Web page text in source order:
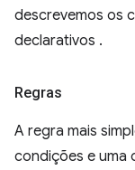
descrevemos os
declarativos .
Regras
A regra mais
condições e uma